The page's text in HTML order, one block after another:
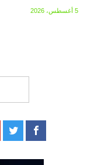
5 أغسطس، 2026